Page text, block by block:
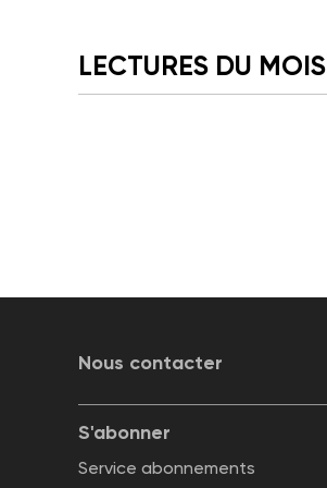
LECTURES DU MOIS
Nous contacter
S'abonner
Service abonnements